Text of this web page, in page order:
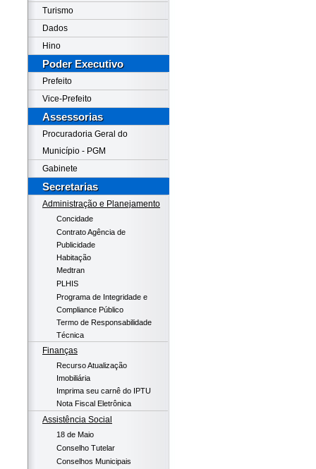
Turismo
Dados
Hino
Poder Executivo
Prefeito
Vice-Prefeito
Assessorias
Procuradoria Geral do
Município - PGM
Gabinete
Secretarias
Administração e Planejamento
Concidade
Contrato Agência de
Publicidade
Habitação
Medtran
PLHIS
Programa de Integridade e
Compliance Público
Termo de Responsabilidade
Técnica
Finanças
Recurso Atualização
Imobiliária
Imprima seu carnê do IPTU
Nota Fiscal Eletrônica
Assistência Social
18 de Maio
Conselho Tutelar
Conselhos Municipais